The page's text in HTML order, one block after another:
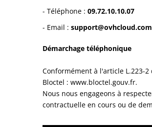
- Téléphone : 09.72.10.10.07
- Email : support@ovhcloud.com
Démarchage téléphonique
Conformément à l'article L.223-
Bloctel : www.bloctel.gouv.fr.
Nous nous engageons à
contractuelle en cours ou de